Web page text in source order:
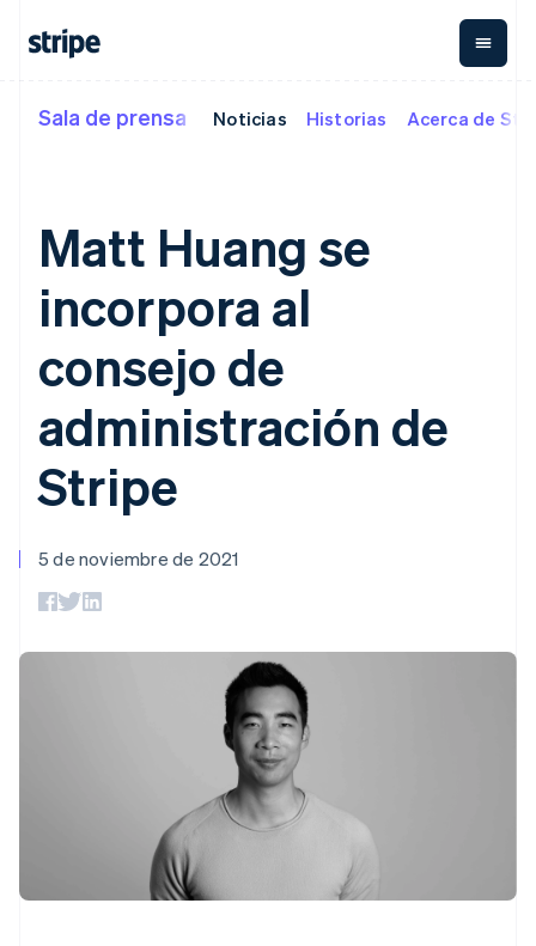
Pagos
electrónicos
Managed
Payments
Solución para
comerciantes
Payment links
Pagos sin
necesidad de
programación
Checkout
IU de pago
prediseñadas
Elements
Componentes
flexibles de IU
pago
de 125
Pagos en
Connections
Datos de ctas.
Ingresos
Metronome
Cobro por
consumo
Suscripciones
suscripciones
Invoicing
Único o
recurrente
Tax
Automatización
personalizados
Data Pipeline
Sincronización
de datos
Gestión del
empresarial
Crypto
Por etapa
Criptomoneda
E-commerce
Finanzas integradas
Automatización de
finanzas
internacionales
Pagos en la aplicación
Gestión del dinero
Por sector
Empresas de IA
Economía de los
creadores
Juegos
Hostelería, viajes y ocio
Seguros
Medios de
Documentación
Librerías y SDK
Stripe Apps
Guías
Aceptar pagos
electrónicos
Implementar un
prediseñado
Crear una plataforma o
Gestionar
respaldadas por
monedas estables
Aprovisiona y gestiona
servicios con agentes
Recursos
Integraciones de
aplicaciones
Aprender
Soporte
Obtener soporte
Planes de soporte
gestionado
Servicios
profesionales
Sessions
Empleos
Sala de prensa
Stripe Press
Contacto
Contacta con ventas
Conviértete en socio
Sala de prensa Noticias Historias Acerca de
Matt Huang se
incorpora al
consejo de
administración de
Stripe
5 de noviembre de 2021
Australia
English
Bélgica
Bulgaria
English
Canadá
EnglishFrançais
China continental
Chipre
English
Croacia
English
Dinamarca
English
Emiratos Árabes Unidos
Eslovaquia
English
Eslovenia
简体中文
Svenska
English
Gibraltar